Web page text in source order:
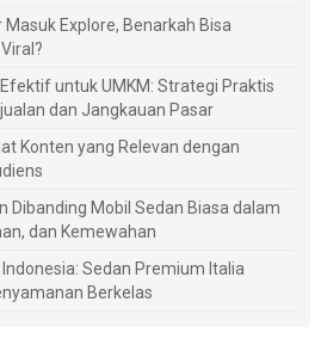
Explore, Benarkah Bisa
untuk UMKM: Strategi Praktis
dan Jangkauan Pasar
Konten yang Relevan dengan
Dibanding Mobil Sedan Biasa dalam
dan Kemewahan
Sedan Premium Italia
Berkelas